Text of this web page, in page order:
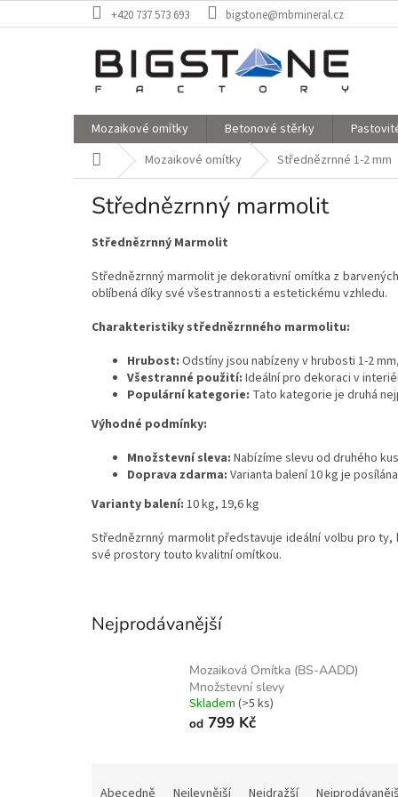
na
+420 737 573 693 bigstone@mbmineral.cz
Mozaikové omítky Betonové stěrky
Domů Mozaikové omítky Střednězrnné 1-2 mm
Střednězrnný marmolit
Střednězrnný Marmolit
Střednězrnný marmolit je dekorativní omítka z
oblíbená díky své všestrannosti a estetickému vzhledu.
Charakteristiky střednězrnného marmolitu:
Hrubost: Odstíny jsou nabízeny v hrubosti 1-2
Všestranné použití: Ideální pro dekoraci v
Populární kategorie: Tato kategorie je druhá
Výhodné podmínky:
Množstevní sleva: Nabízíme slevu od druhého
Doprava zdarma: Varianta balení 10 kg je
Varianty balení: 10 kg, 19,6 kg
Střednězrnný marmolit představuje ideální volbu pro
své prostory touto kvalitní omítkou.
Nejprodávanější
Mozaiková Omítka (BS-AADD)
Množstevní slevy
Skladem (>5 ks)
od 799 Kč